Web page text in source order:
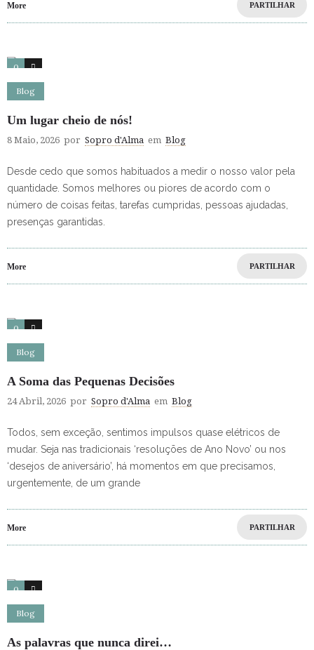
More PARTILHAR
0 0
Blog
Um lugar cheio de nós!
8 Maio, 2026 por Sopro d'Alma em Blog
Desde cedo que somos habituados a medir o nosso valor pela
quantidade. Somos melhores ou piores de acordo com o
número de coisas feitas, tarefas cumpridas, pessoas ajudadas,
presenças garantidas.
More PARTILHAR
0 0
Blog
A Soma das Pequenas Decisões
24 Abril, 2026 por Sopro d'Alma em Blog
Todos, sem exceção, sentimos impulsos quase elétricos de
mudar. Seja nas tradicionais ‘resoluções de Ano Novo’ ou nos
‘desejos de aniversário’, há momentos em que precisamos,
urgentemente, de um grande
More PARTILHAR
0 0
Blog
As palavras que nunca direi…